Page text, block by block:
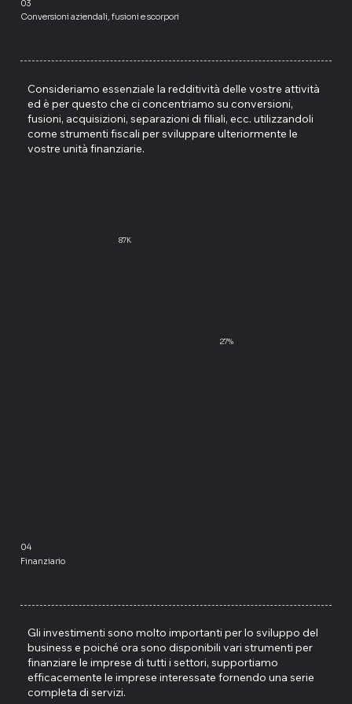
03
Conversioni aziendali, fusioni e scorpori
Consideriamo essenziale la redditività delle vostre attività
ed è per questo che ci concentriamo su conversioni,
fusioni, acquisizioni, separazioni di filiali, ecc. utilizzandoli
come strumenti fiscali per sviluppare ulteriormente le
vostre unità finanziarie.
87K
27%
04
Finanziario
Gli investimenti sono molto importanti per lo sviluppo del
business e poiché ora sono disponibili vari strumenti per
finanziare le imprese di tutti i settori, supportiamo
efficacemente le imprese interessate fornendo una serie
completa di servizi.